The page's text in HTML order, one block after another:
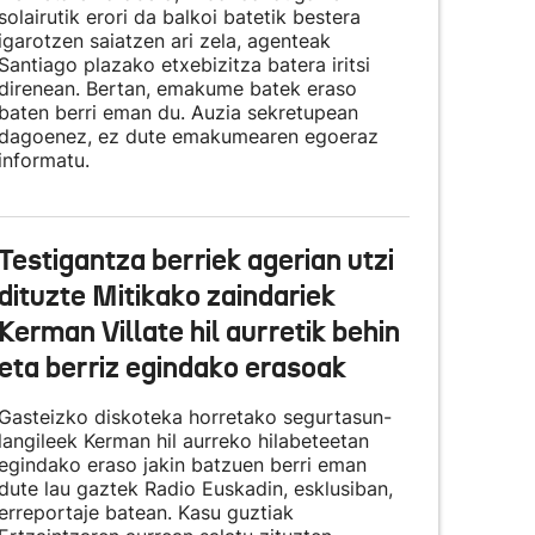
erori da balkoi batetik bestera
saiatzen ari zela, agenteak
plazako etxebizitza batera iritsi
Bertan, emakume batek eraso
berri eman du. Auzia sekretupean
ez dute emakumearen egoeraz
berriek agerian utzi
Mitikako zaindariek
Villate hil aurretik behin
berriz egindako erasoak
diskoteka horretako segurtasun-
Kerman hil aurreko hilabeteetan
eraso jakin batzuen berri eman
lau gaztek Radio Euskadin, esklusiban,
batean. Kasu guztiak